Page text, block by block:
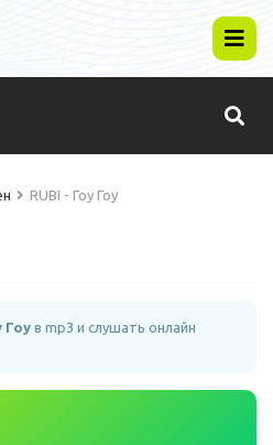
RUBI - Гоу Гоу
Гоу в mp3 и слушать онлайн